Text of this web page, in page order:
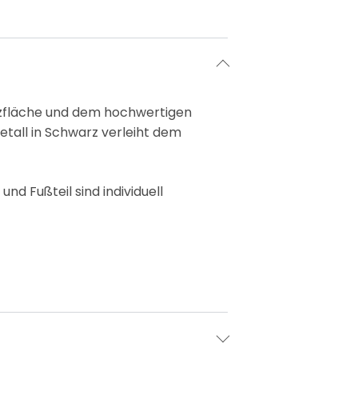
und dem hochwertigen
in Schwarz verleiht dem
Fußteil sind individuell